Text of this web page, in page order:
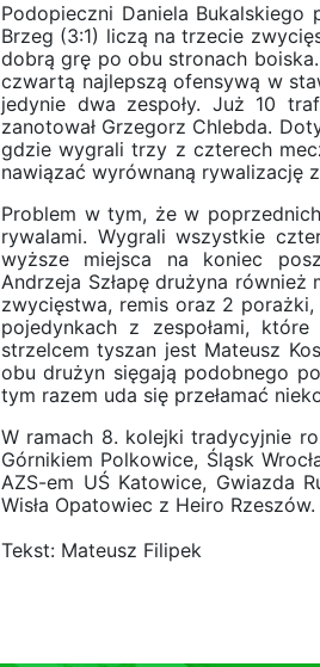
Podopieczni Daniela Bukalskiego
Brzeg (3:1) liczą na trzecie
dobrą grę po obu stronach
czwartą najlepszą ofensywą w
jedynie dwa zespoły. Już 10
zanotował Grzegorz Chlebda.
gdzie wygrali trzy z czterech
nawiązać wyrównaną rywalizację
Problem w tym, że w
rywalami. Wygrali wszystkie
wyższe miejsca na koniec
Andrzeja Szłapę drużyna
zwycięstwa, remis oraz 2
pojedynkach z zespołami,
strzelcem tyszan jest Mateusz
obu drużyn sięgają podobnego
tym razem uda się przełamać
W ramach 8. kolejki tradycyjnie
Górnikiem Polkowice, Śląsk
AZS-em UŚ Katowice, Gwiazda
Wisła Opatowiec z Heiro Rzeszów. |
Tekst: Mateusz Filipek